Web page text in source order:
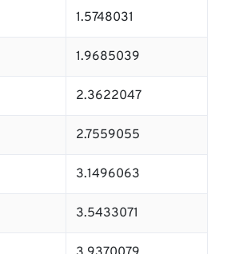
1.5748031
1.9685039
2.3622047
2.7559055
3.1496063
3.5433071